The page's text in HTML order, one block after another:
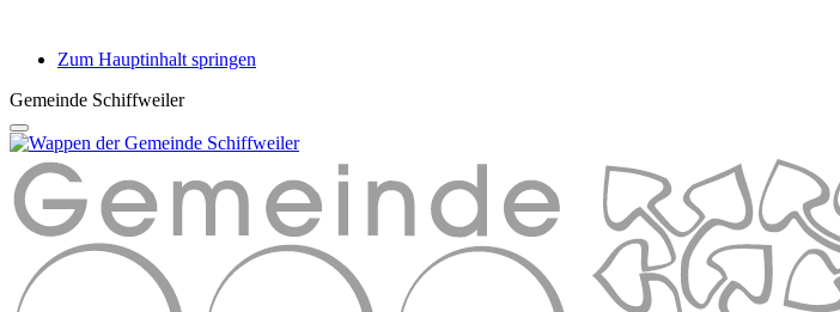
Zum Hauptinhalt springen
Gemeinde Schiffweiler